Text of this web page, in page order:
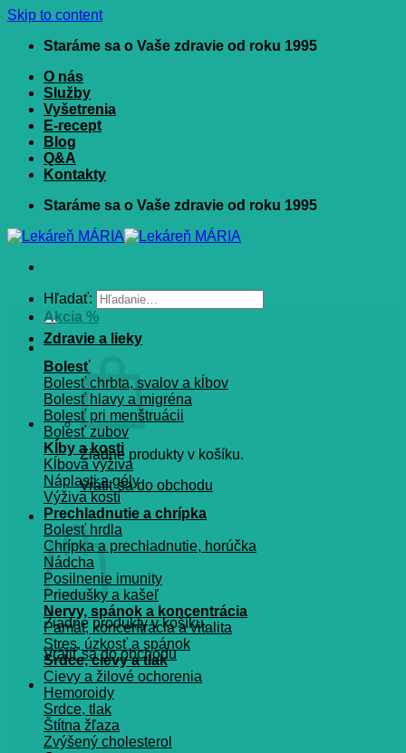
Skip to content
Staráme sa o Vaše zdravie od roku 1995
O nás
Služby
Vyšetrenia
E-recept
Blog
Q&A
Kontakty
Staráme sa o Vaše zdravie od roku 1995
Hľadať:
Žiadne produkty v košíku.
Vrátiť sa do obchodu
Košík
Žiadne produkty v košíku.
Vrátiť sa do obchodu
Akcia %
Zdravie a lieky
Bolesť
Bolesť chrbta, svalov a kĺbov
Bolesť hlavy a migréna
Bolesť pri menštruácii
Bolesť zubov
Kĺby a kosti
Kĺbová výživa
Náplasti a gély
Výživa kostí
Prechladnutie a chrípka
Bolesť hrdla
Chrípka a prechladnutie, horúčka
Nádcha
Posilnenie imunity
Priedušky a kašeľ
Nervy, spánok a koncentrácia
Pamät, koncentrácia a vitalita
Stres, úzkosť a spánok
Srdce, cievy a tlak
Cievy a žilové ochorenia
Hemoroidy
Srdce, tlak
Štítna žľaza
Zvýšený cholesterol